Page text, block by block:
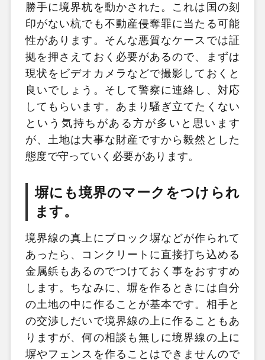
勝手に境界杭を動かされた。これは国の刻
印がない杭でも不動産侵奪罪に当たる可能
性があります。そんな悪質なケースでは証
拠を押さえておく必要があるので、まずは
現状をビデオカメラなどで撮影しておくと
良いでしょう。そして警察に連絡し、対応
してもらいます。あまり騒ぎ立てたくない
という気持ちがある方が多いと思います
が、土地は大事な財産ですから毅然とした
態度で守っていく必要があります。
塀にも境界のマークをつけられ
ます。
境界線の真上にブロック塀などが作られて
あったら、コンクリートに直接打ち込める
金属鋲もあるのでつけておく事をおすすめ
します。ちなみに、塀を作るときには自分
の土地の中に作ることが基本です。相手と
の交渉しだいで境界線の上に作ることもあ
りますが、何の相談も無しに境界線の上に
塀やフェンスを作ることはできませんので